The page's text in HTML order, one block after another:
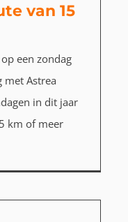
van 15
een zondag
met Astrea
in dit jaar
km of meer